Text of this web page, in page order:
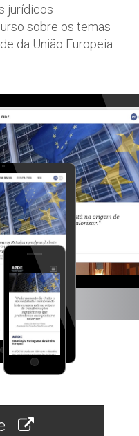
jurídicos
sobre os temas
da União Europeia.